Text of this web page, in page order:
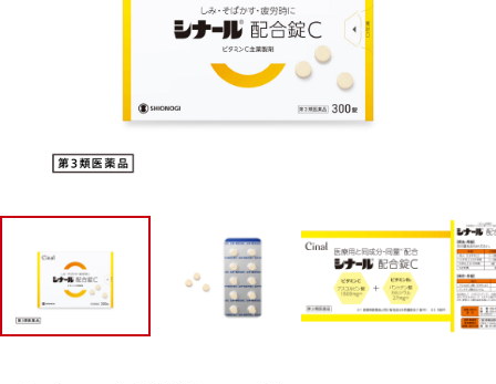
Proシリーズ スキンケア
カテゴリーで探す
ブランドから探す